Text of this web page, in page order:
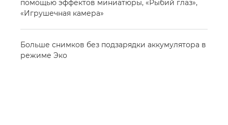
помощью эффектов миниатюры, «Рыбий глаз»,
«Игрушечная камера»
Больше снимков без подзарядки аккумулятора в
режиме Эко